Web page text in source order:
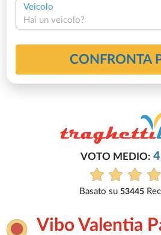
Veicolo
Hai un veicolo?
CONFRONTA
VOTO MEDIO:
Basato su 53445
Vibo Valentia